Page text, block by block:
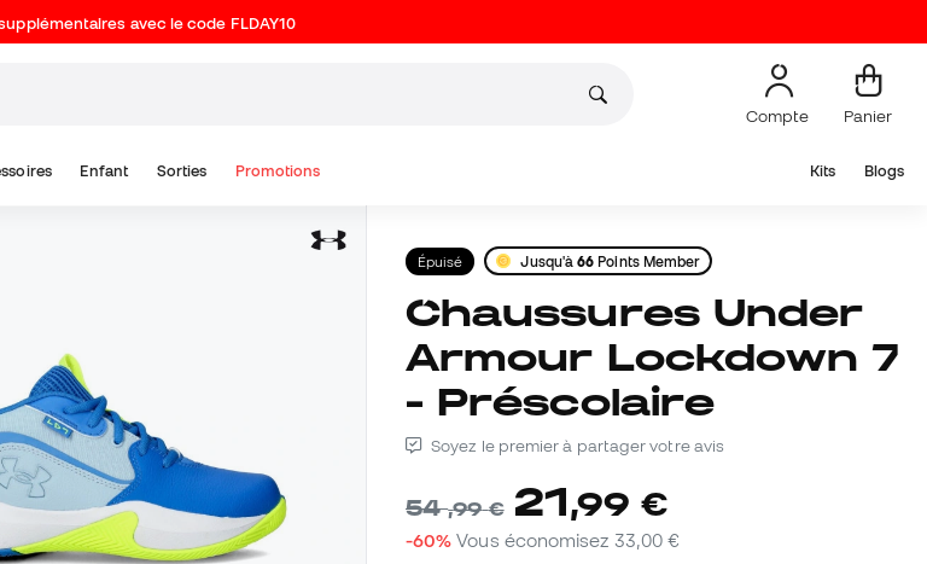
avec le code FLDAY10
Compte Panier
Enfant Sorties Promotions Kits Blogs
Épuisé Jusqu'à66 Points Member
Chaussures Under
Armour Lockdown 7
- Préscolaire
Soyez le premier à partager votre avis
54,99 € 21,99 €
-60% Vous économisez 33,00 €